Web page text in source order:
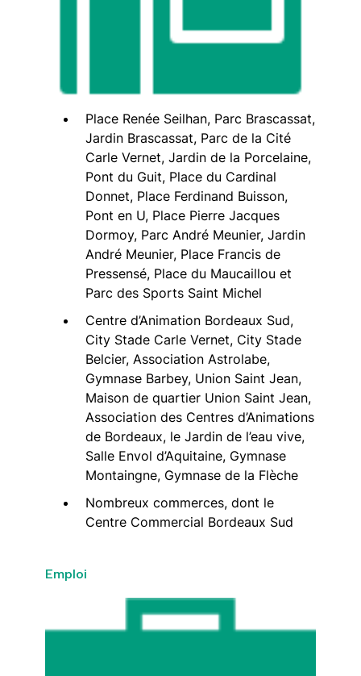
Place Renée Seilhan, Parc Brascassat,
Jardin Brascassat, Parc de la Cité
Carle Vernet, Jardin de la Porcelaine,
Pont du Guit, Place du Cardinal
Donnet, Place Ferdinand Buisson,
Pont en U, Place Pierre Jacques
Dormoy, Parc André Meunier, Jardin
André Meunier, Place Francis de
Pressensé, Place du Maucaillou et
Parc des Sports Saint Michel
Centre d’Animation Bordeaux Sud,
City Stade Carle Vernet, City Stade
Belcier, Association Astrolabe,
Gymnase Barbey, Union Saint Jean,
Maison de quartier Union Saint Jean,
Association des Centres d’Animations
de Bordeaux, le Jardin de l’eau vive,
Salle Envol d’Aquitaine, Gymnase
Montaingne, Gymnase de la Flèche
Nombreux commerces, dont le
Centre Commercial Bordeaux Sud
Emploi